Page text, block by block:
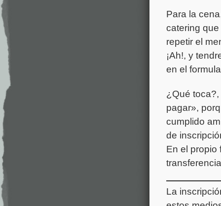
Para la
catering
repetir el
¡Ah!, y
en el
¿Qué
pagar»,
cumplido
de
En el propio
La